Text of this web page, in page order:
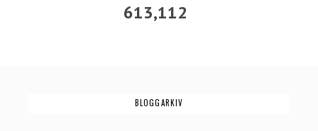
613,112
BLOGGARKIV